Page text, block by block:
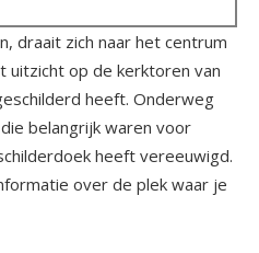
draait zich naar het centrum
uitzicht op de kerktoren van
heeft. Onderweg
belangrijk waren voor
heeft vereeuwigd.
over de plek waar je